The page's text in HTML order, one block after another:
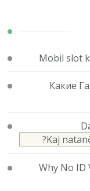
Mobil slot
Какие
Kaj
Why No ID